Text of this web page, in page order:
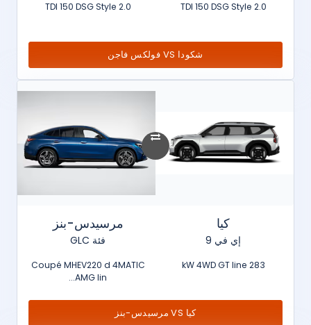
2.0 TDI 150 DSG Style
2.0 TDI 150 DSG Style
شكودا VS فولكس فاجن
كيا
إي في 9
283 kW 4WD GT line
مرسيدس-بنز
فئة GLC
Coupé MHEV220 d 4MATIC
AMG lin...
كيا VS مرسيدس-بنز